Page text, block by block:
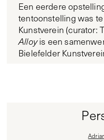
Een eerdere
tentoonstelling was
Kunstverein (curator:
Alloyis een
Bielefelder